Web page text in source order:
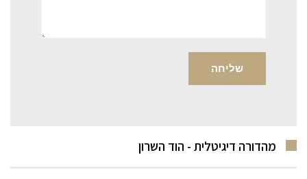
מהדורה דיגיטלית - הוד השרון